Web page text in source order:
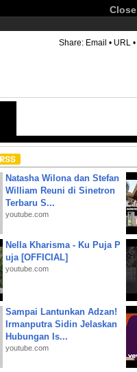
Close
Share: Email • URL •
Natasha Wilona dan Stefan
William Reuni di Sinetron
Terbaru S...
youtube.com
Nella Kharisma - Ku Puja P
uja [OFFICIAL]
youtube.com
Sampai Lantunkan Adzan!
Irmanputra Sidin Jelaskan
Hubungan Is...
youtube.com